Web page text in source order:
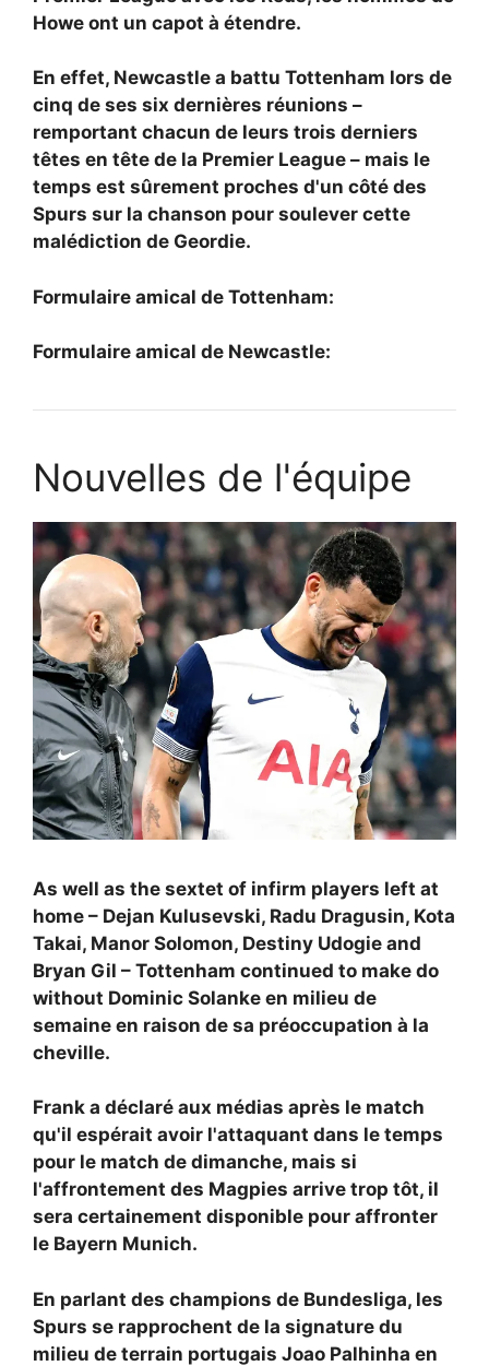
Howe ont un capot à étendre.
En effet, Newcastle a battu Tottenham lors de
cinq de ses six dernières réunions –
remportant chacun de leurs trois derniers
têtes en tête de la Premier League – mais le
temps est sûrement proches d'un côté des
Spurs sur la chanson pour soulever cette
malédiction de Geordie.
Formulaire amical de Tottenham:
Formulaire amical de Newcastle:
Nouvelles de l'équipe
As well as the sextet of infirm players left at
home – Dejan Kulusevski, Radu Dragusin, Kota
Takai, Manor Solomon, Destiny Udogie and
Bryan Gil – Tottenham continued to make do
without Dominic Solanke en milieu de
semaine en raison de sa préoccupation à la
cheville.
Frank a déclaré aux médias après le match
qu'il espérait avoir l'attaquant dans le temps
pour le match de dimanche, mais si
l'affrontement des Magpies arrive trop tôt, il
sera certainement disponible pour affronter
le Bayern Munich.
En parlant des champions de Bundesliga, les
Spurs se rapprochent de la signature du
milieu de terrain portugais Joao Palhinha en